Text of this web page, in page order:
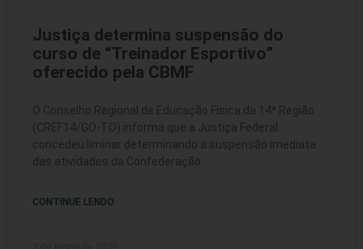
Justiça determina suspensão do
curso de “Treinador Esportivo”
oferecido pela CBMF
O Conselho Regional de Educação Física da 14ª Região
(CREF14/GO-TO) informa que a Justiça Federal
concedeu liminar determinando a suspensão imediata
das atividades da Confederação
CONTINUE LENDO